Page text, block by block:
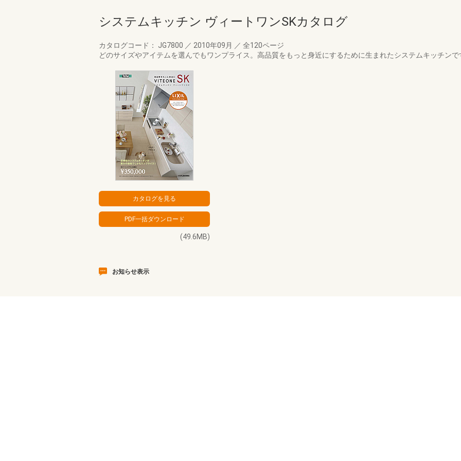
システムキッチン ヴィートワンSKカタログ
カタログコード： JG7800 ／ 2010年09月 ／ 全120ページ
どのサイズやアイテムを選んでもワンプライス。高品質をもっと身近にするために生まれたシステムキッチンで
(49.6MB)
お知らせ表示